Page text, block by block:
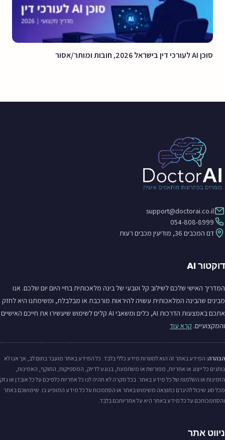
סוכן AI לעורכי דין בישראל 2026, חובות ומותר/אסור
support@doctorai.co.il
054-808-8999
דם המכבים 36, מודיעין מכבים רעות
דוקטור AI
המדריך האישי שלכם לשילוב קל וטבעי של בינה מלאכותית בחיי היום יום שלכם. אנו
מבינים שהבינה המלאכותית עשויה להיראות מורכבת או מבלבלת, ומשימתנו היא לחזק
אתכם באמצעות הדרכות AI, כלים ומשאבי AI קלים לשימוש שיעשירו את חייכם האישיים
והמקצועיים. קרא עוד
הבהרה: המידע באתר זה הוא למטרות מידע כללי בלבד. כל המידע באתר מועבר בתום לב, אך אנו לא
נותנים כל ייצוג או אחריות, מפורשת או משתמעת, בנוגע לדיוק, המספיקות, התוקף, האמינות,
הזמינות או השלמות של כל מידע באתר. בכל מקרה לא תהיה לנו כל אחריות כלפיכם על כל אובדן או נזק
מכל סוג שיכול להיגרם כתוצאה משימוש באתר או הסתמכות על כל מידע המופיע בו. שימושכם באתר
והסתמכותכם על כל מידע באתר היא על אחריותכם בלבד.
ניווט אתר